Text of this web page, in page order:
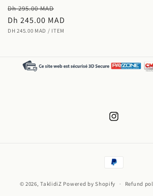
Regular
price
Dh 295.00 MAD
price
Dh 245.00 MAD
UNIT
DH 245.00 MAD / PER
ITEM
Instagram
Payment
methods
© 2026,TaklidiZ Powered by Shopify Refund